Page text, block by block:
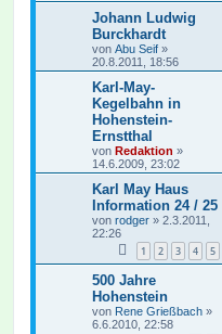
Johann Ludwig
Burckhardt
von Abu Seif »
20.8.2011, 18:56
Karl-May-
Kegelbahn in
Hohenstein-
Ernstthal
von Redaktion »
14.6.2009, 23:02
Karl May Haus
Information 24 / 25
von rodger » 2.3.2011,
22:26
1 2 3 4 5
500 Jahre
Hohenstein
von Rene Grießbach »
6.6.2010, 22:58